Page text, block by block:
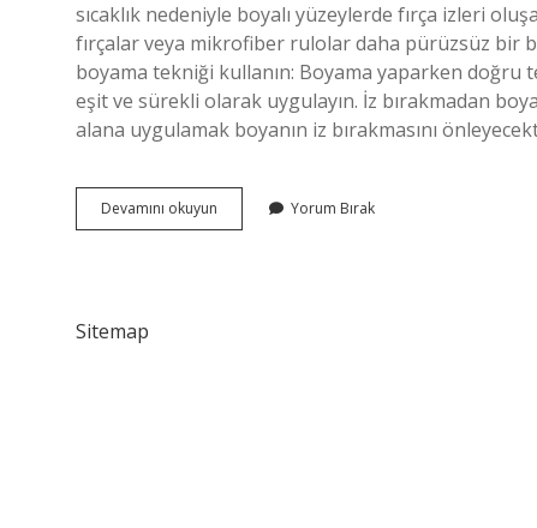
sıcaklık nedeniyle boyalı yüzeylerde fırça izleri
fırçalar veya mikrofiber rulolar daha pürüzsüz bir
boyama tekniği kullanın: Boyama yaparken
eşit ve sürekli olarak uygulayın. İz bırakmadan
alana uygulamak boyanın iz bırakmasını
Devamını okuyun
Yaparken
Yorum Bırak
Sitemap